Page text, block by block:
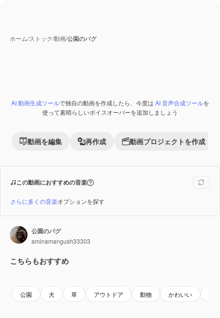
ホーム/ストック/動画/公園のパグ
Premium
AI 動画生成ツールで独自の動画を作成したら、今度は AI 音声合成ツールを
使って素晴らしいボイスオーバーを追加しましょう
動画を編集 再作成 動画プロジェクトを作成
この動画におすすめの音楽
さらに多くの音楽オプションを探す
公園のパグ
aminamangush33303
こちらもおすすめ
公園 犬 草 アウトドア 動物 かわいい